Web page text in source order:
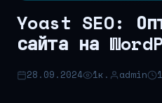
Yoast SEO:
сайта на
28.09.2024 1к. admin